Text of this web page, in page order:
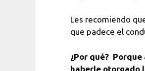
Les recomiendo
que padece el
¿Por qué? Porque
haberle otorgado